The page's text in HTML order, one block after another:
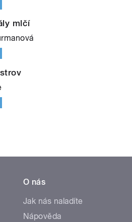
mlčí
O nás
Jak nás naladíte
Nápověda